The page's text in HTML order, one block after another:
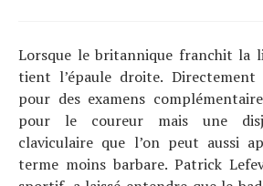
Lorsque le britannique franchit la
tient l’épaule droite. Directement
pour des examens
pour le coureur mais une
claviculaire que l’on peut aussi
terme moins barbare. Patrick